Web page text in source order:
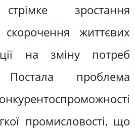
зростання
скорочення життєвих
на зміну потреб
Постала проблема
промисловості, що